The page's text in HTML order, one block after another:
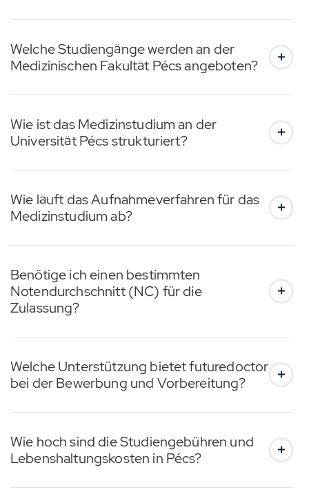
Welche Studiengänge werden an der
Medizinischen Fakultät Pécs angeboten?
Wie ist das Medizinstudium an der
Universität Pécs strukturiert?
Wie läuft das Aufnahmeverfahren für das
Medizinstudium ab?
Benötige ich einen bestimmten
Notendurchschnitt (NC) für die
Zulassung?
Welche Unterstützung bietet futuredoctor
bei der Bewerbung und Vorbereitung?
Wie hoch sind die Studiengebühren und
Lebenshaltungskosten in Pécs?